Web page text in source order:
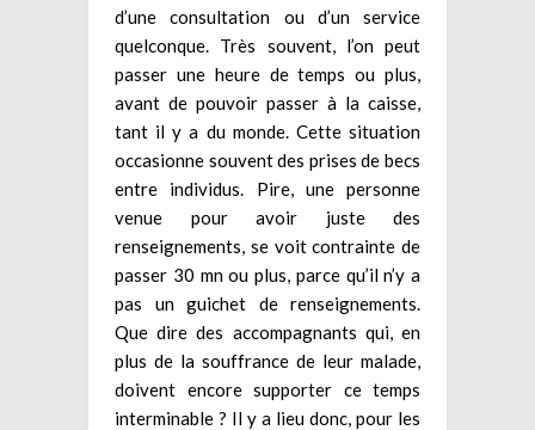
d’une consultation ou d’un service
quelconque. Très souvent, l’on peut
passer une heure de temps ou plus,
avant de pouvoir passer à la caisse,
tant il y a du monde. Cette situation
occasionne souvent des prises de becs
entre individus. Pire, une personne
venue pour avoir juste des
renseignements, se voit contrainte de
passer 30 mn ou plus, parce qu’il n’y a
pas un guichet de renseignements.
Que dire des accompagnants qui, en
plus de la souffrance de leur malade,
doivent encore supporter ce temps
interminable ? Il y a lieu donc, pour les